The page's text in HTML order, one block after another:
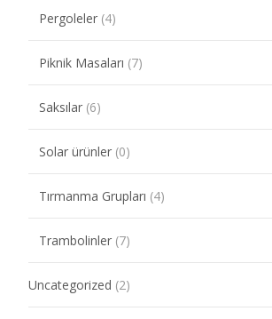
Pergoleler (4)
Piknik Masaları (7)
Saksılar (6)
Solar ürünler (0)
Tırmanma Grupları (4)
Trambolinler (7)
Uncategorized (2)